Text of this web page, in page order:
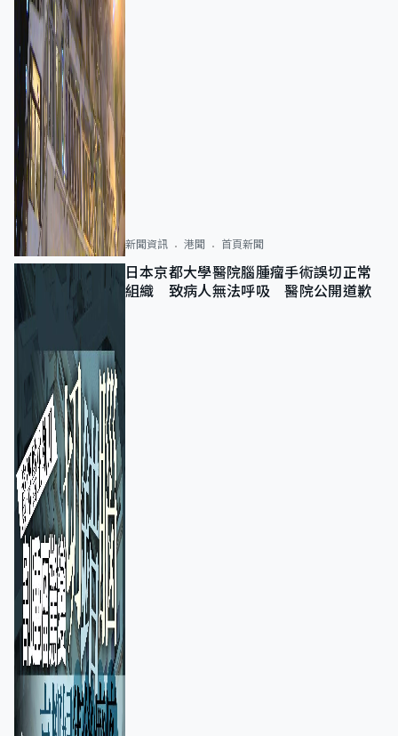
新聞資訊 港聞 首頁新聞
日本京都大學醫院腦腫瘤手術誤切正常
組織 致病人無法呼吸 醫院公開道歉